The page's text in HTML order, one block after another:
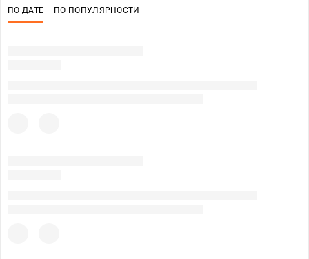
ПО ДАТЕ ПО ПОПУЛЯРНОСТИ